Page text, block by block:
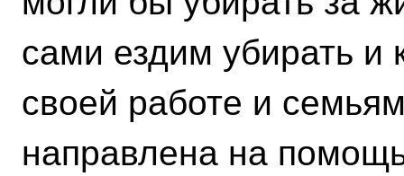
сами ездим убирать
своей работе и
направлена на